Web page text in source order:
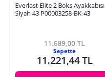
Everlast Elite 2 Boks Ayakkabısı
Siyah 43 P00003258-BK-43
11.689,00 TL
Sepette
11.221,44 TL